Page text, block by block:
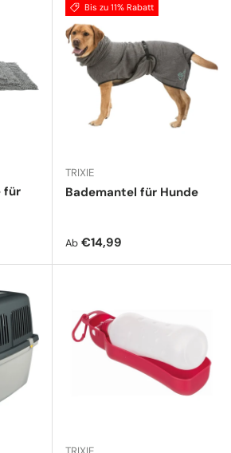
für
Bis zu 11% Rabatt
TRIXIE
Bademantel für Hunde
Normaler Preis
Ab €14,99